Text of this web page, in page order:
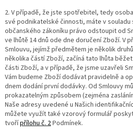
2. V případě, že jste spotřebitel, tedy
své podnikatelské činnosti, máte v souladu
občanského zákoníku právo odstoupit od
ve lhůtě 14 dnů ode dne doručení Zboží. V
Smlouvu, jejímž předmětem je několik
několika částí Zboží, začíná tato lhůta
části Zboží, a v případě, že jsme uzavřeli
Vám budeme Zboží dodávat pravidelně a
dnem dodání první dodávky. Od Smlouvy
prokazatelným způsobem (zejména
Naše adresy uvedené u Našich
můžete využít také vzorový formulář
tvořípřílohu č. 2Podmínek.